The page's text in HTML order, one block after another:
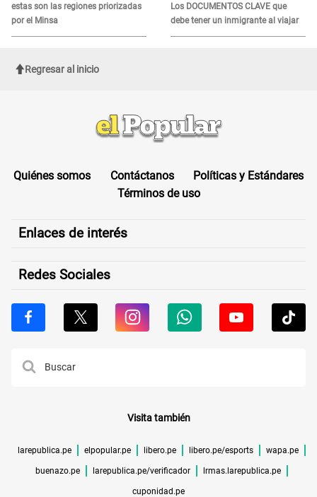
estas son las regiones priorizadas
por el Minsa
Los DOCUMENTOS CLAVE que
debe tener un inmigrante al viajar
Regresar al inicio
Quiénes somos Contáctanos
Políticas y Estándares
Términos de uso
Enlaces de interés
Redes Sociales
Visita también
larepublica.pe elpopular.pe libero.pe libero.pe/esports wapa.pe
buenazo.pe larepublica.pe/verificador lrmas.larepublica.pe
cuponidad.pe